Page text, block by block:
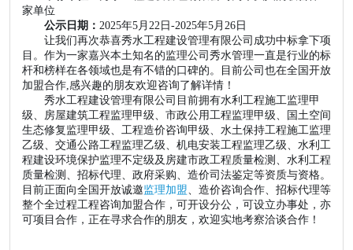
家单位
公示日期： 2025年5月22日-2025年5月26日
让我们再次恭喜秀水工程建设管理有限公司成功中标拿下项
目。作为一家嘉兴本土知名的监理公司秀水管理一直是行业的标
杆和榜样在各领域也是有不错的口碑的。目前公司也在全国开放
加盟合作,感兴趣的朋友欢迎咨询了解详情！
秀水工程建设管理有限公司目前拥有水利工程施工监理甲
级、房屋建筑工程监理甲级、市政公用工程监理甲级、国土空间
生态修复监理甲级、工程造价咨询甲级、水土保持工程施工监理
乙级、交通公路工程监理乙级、机电安装工程监理乙级、水利工
程建设环境保护监理不定级及房建市政工程质量检测、水利工程
质量检测、招标代理、政府采购、造价司法鉴定等资质与资格。
目前正面向全国开放诚邀监理加盟 、造价咨询合作、招标代理等
整个全过程工程咨询加盟合作，可开设分公，可设立办事处，亦
可项目合作，正在寻求合作的朋友，欢迎实地考察洽谈合作！